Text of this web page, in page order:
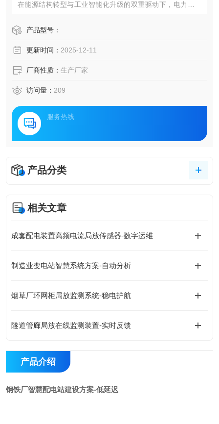
在能源结构转型与工业智能化升级的双重驱动下，电力设备
一套创新型电力设备智能监测体系，该体系通过多维度数据
业制造、港口物流等场景提供定制化解决方案，助力企业构
产品型号：
更新时间： 2025-12-11
厂商性质： 生产厂家
访问量： 209
服务热线
产品分类
相关文章
成套配电装置高频电流局放传感器-数字运维
制造业变电站智慧系统方案-自动分析
烟草厂环网柜局放监测系统-稳电护航
隧道管廊局放在线监测装置-实时反馈
产品介绍
钢铁厂智慧配电站建设方案-低延迟